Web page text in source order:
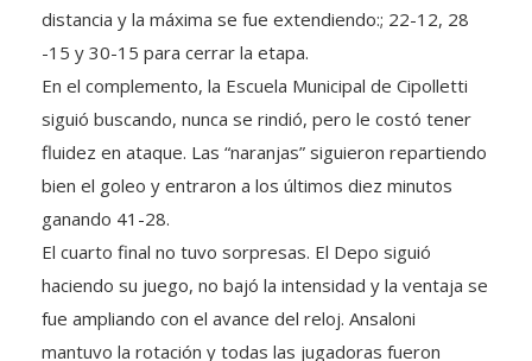
distancia y la máxima se fue extendiendo:; 22-12, 28
-15 y 30-15 para cerrar la etapa.
En el complemento, la Escuela Municipal de Cipolletti
siguió buscando, nunca se rindió, pero le costó tener
fluidez en ataque. Las “naranjas” siguieron repartiendo
bien el goleo y entraron a los últimos diez minutos
ganando 41-28.
El cuarto final no tuvo sorpresas. El Depo siguió
haciendo su juego, no bajó la intensidad y la ventaja se
fue ampliando con el avance del reloj. Ansaloni
mantuvo la rotación y todas las jugadoras fueron